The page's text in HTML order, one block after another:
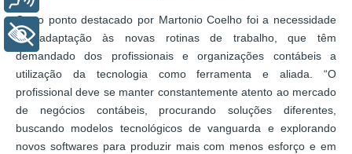
Outro ponto destacado por Martonio Coelho foi a necessidade
de adaptação às novas rotinas de trabalho, que têm
demandado dos profissionais e organizações contábeis a
utilização da tecnologia como ferramenta e aliada. “O
profissional deve se manter constantemente atento ao mercado
de negócios contábeis, procurando soluções diferentes,
buscando modelos tecnológicos de vanguarda e explorando
novos softwares para produzir mais com menos esforço e em
+ Acessibilidade